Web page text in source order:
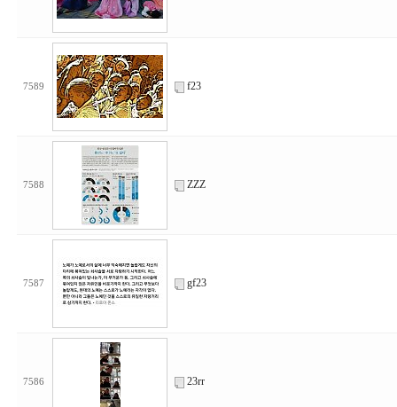
7589 f23
7588 ZZZ
7587 gf23
7586 23rr